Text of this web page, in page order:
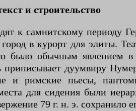
и строительство
к самнитскому периоду
в курорт для элиты.
было обычным явлением
дуумвиру
и римские пьесы,
для сидения были
79 г. н. э. сохранило